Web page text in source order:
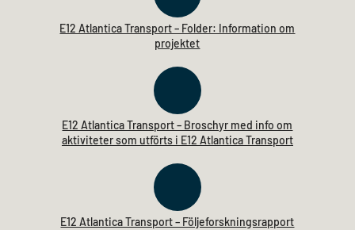
E12 Atlantica Transport – Folder: Information om
projektet
E12 Atlantica Transport – Broschyr med info om
aktiviteter som utförts i E12 Atlantica Transport
E12 Atlantica Transport – Följeforskningsrapport